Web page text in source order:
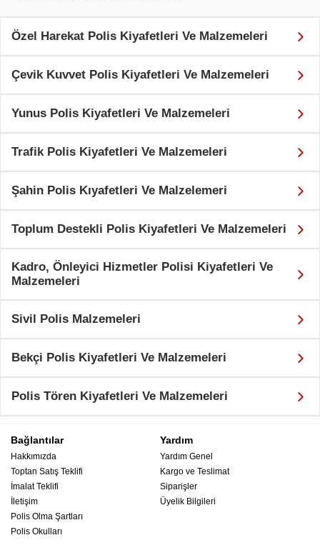
Özel Harekat Polis Kiyafetleri Ve Malzemeleri
Çevik Kuvvet Polis Kiyafetleri Ve Malzemeleri
Yunus Polis Kiyafetleri Ve Malzemeleri
Trafik Polis Kiyafetleri Ve Malzemeleri
Şahin Polis Kıyafetleri Ve Malzelemeri
Toplum Destekli Polis Kiyafetleri Ve Malzemeleri
Kadro, Önleyici Hizmetler Polisi Kiyafetleri Ve
Malzemeleri
Sivil Polis Malzemeleri
Bekçi Polis Kiyafetleri Ve Malzemeleri
Polis Tören Kiyafetleri Ve Malzemeleri
Bağlantılar
Hakkımızda
Toptan Satış Teklifi
İmalat Teklifi
İletişim
Polis Olma Şartları
Polis Okulları
Yardım
Yardım Genel
Kargo ve Teslimat
Siparişler
Üyelik Bilgileri